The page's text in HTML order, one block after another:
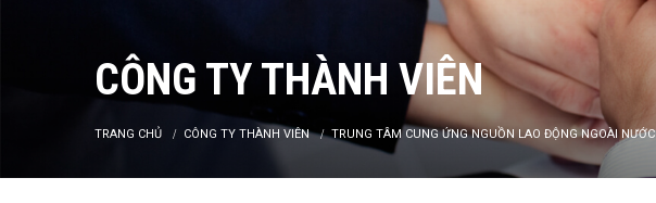
CÔNG TY THÀNH VIÊN
TRANG CHỦ CÔNG TY THÀNH VIÊN TRUNG TÂM CUNG ỨNG NGUỒN LAO ĐỘNG NGOÀI NƯỚC